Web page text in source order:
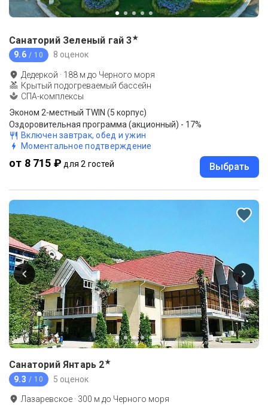
Санаторий Зеленый гай 3★
9.6 / 10 8 оценок
Дедеркой · 188 м до Черного моря
Крытый подогреваемый бассейн
СПА-комплексы
Эконом 2-местный TWIN (5 корпус)
Оздоровительная программа (акционный) - 17%
Включен завтрак, обед и ужин
Моментальное подтверждение
от 8 715 ₽ для 2 гостей Выбрать
Санаторий Янтарь 2★
9.3 / 10 5 оценок
Лазаревское · 300 м до Черного моря